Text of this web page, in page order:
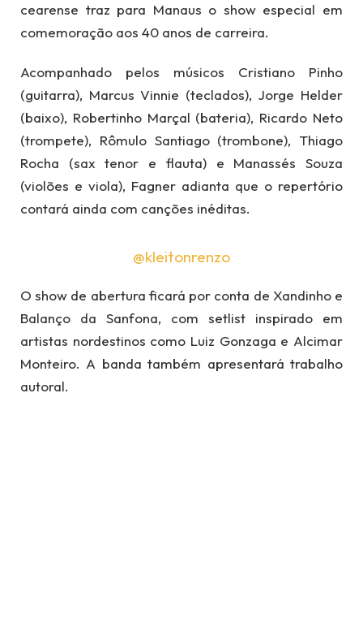
cearense traz para Manaus o show especial em
comemoração aos 40 anos de carreira.
Acompanhado pelos músicos Cristiano Pinho
(guitarra), Marcus Vinnie (teclados), Jorge Helder
(baixo), Robertinho Marçal (bateria), Ricardo Neto
(trompete), Rômulo Santiago (trombone), Thiago
Rocha (sax tenor e flauta) e Manassés Souza
(violões e viola), Fagner adianta que o repertório
contará ainda com canções inéditas.
@kleitonrenzo
O show de abertura ficará por conta de Xandinho e
Balanço da Sanfona, com setlist inspirado em
artistas nordestinos como Luiz Gonzaga e Alcimar
Monteiro. A banda também apresentará trabalho
autoral.